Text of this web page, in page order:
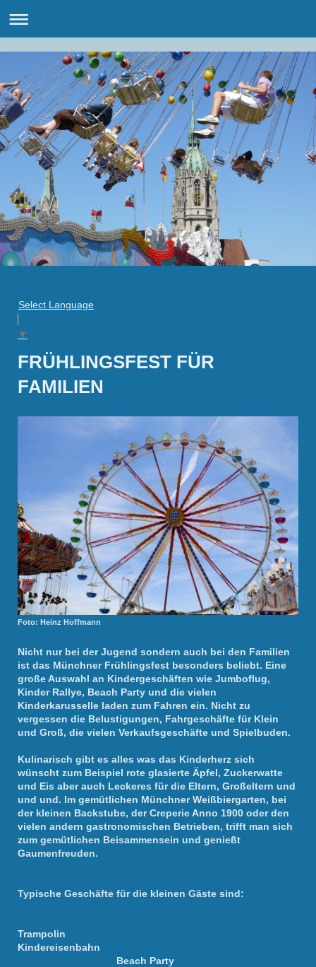
Select Language
▼
FRÜHLINGSFEST FÜR
FAMILIEN
Foto: Heinz Hoffmann
Nicht nur bei der Jugend sondern auch bei den Familien
ist das Münchner Frühlingsfest besonders beliebt. Eine
große Auswahl an Kindergeschäften wie Jumboflug,
Kinder Rallye, Beach Party und die vielen
Kinderkarusselle laden zum Fahren ein. Nicht zu
vergessen die Belustigungen, Fahrgeschäfte für Klein
und Groß, die vielen Verkaufsgeschäfte und Spielbuden.
Kulinarisch gibt es alles was das Kinderherz sich
wünscht zum Beispiel rote glasierte Äpfel, Zuckerwatte
und Eis aber auch Leckeres für die Eltern, Großeltern und
und und. Im gemütlichen Münchner Weißbiergarten, bei
der kleinen Backstube, der Creperie Anno 1900 oder den
vielen andern gastronomischen Betrieben, trifft man sich
zum gemütlichen Beisammensein und genießt
Gaumenfreuden.
Typische Geschäfte für die kleinen Gäste sind:
Trampolin
Kindereisenbahn
Beach Party